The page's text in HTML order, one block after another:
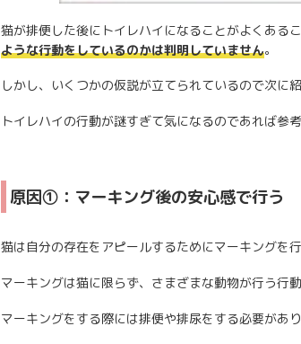
猫が排便した後にトイレハイになることがよくある
ような行動をしているのかは判明していません。
しかし、いくつかの仮説が立てられているので次に紹
トイレハイの行動が謎すぎて気になるのであれば参
原因①：マーキング後の安心感で行う
猫は自分の存在をアピールするためにマーキングを行
マーキングは猫に限らず、さまざまな動物が行う行動
マーキングをする際には排便や排尿をする必要があ